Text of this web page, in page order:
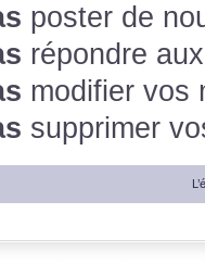
poster de
répondre
modifier vos
supprimer